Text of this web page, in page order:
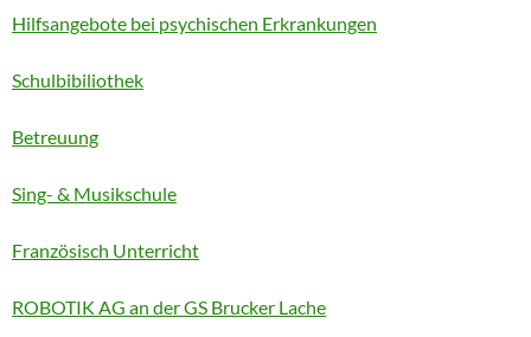
Hilfsangebote bei psychischen Erkrankungen
Schulbibiliothek
Betreuung
Sing- & Musikschule
Französisch Unterricht
ROBOTIK AG an der GS Brucker Lache